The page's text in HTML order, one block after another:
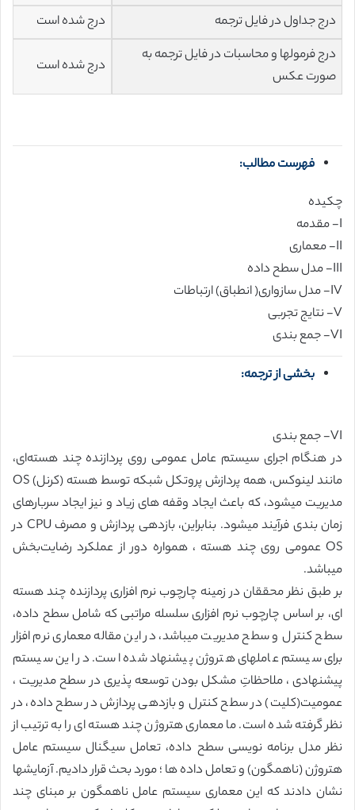
درج جداول در فایل ترجمه
درج شده است
درج فرمولها و محاسبات در فایل ترجمه به
صورت عکس
درج شده است
فهرست مطالب:
چکیده
I- مقدمه
II- معماری
III- مدل سطح داده
IV- مدل سازواری( انطباق) ارتباطات
V- نتایج تجربی
VI- جمع بندی
بخشی از ترجمه:
VI- جمع بندی
در هنگام اجرای سیستم عامل عمومی روی پردازنده چند هسته‌ای،
مانند لینوکس، همه پردازش پروتکل شبکه توسط هسته (کرنل) OS
مدیریت میشود، که باعث ایجاد وقفه های زیاد و نیز ایجاد سربارهای
زمان بندی فرآیند میشود. بنابراین، بازدهی پردازش و مصرف CPU در
OS عمومی روی چند هسته ، همواره دور از عملکرد رضایت‌بخش
میباشد.
بر طبق نظر محققان در زمینه چارچوب نرم افزاری پردازنده چند هسته
ای، بر اساس چارچوب نرم افزاری سلسله مراتبی که شامل سطح داده،
سطح کنترل و سطح مدیریت میباشد، در این مقاله معماری نرم افزار
برای سیستم عاملهای هتروژن پیشنهاد شده است. در این سیستم
پیشنهادی ، ملاحظاتِ مشکل بودن توسعه پذیری در سطح مدیریت ،
عمومیت(کلیت) در سطح کنترل و بازدهی پردازش در سطح داده، در
نظر گرفته شده است. ما معماری هتروژن چند هسته ای را به ترتیب از
نظر مدل برنامه نویسی سطح داده، تعامل سیگنال سیستم عامل
هتروژن (ناهمگون) و تعامل داده ها ؛ مورد بحث قرار دادیم. آزمایشها
نشان دادند که این معماری سیستم عامل ناهمگون بر مبنای چند